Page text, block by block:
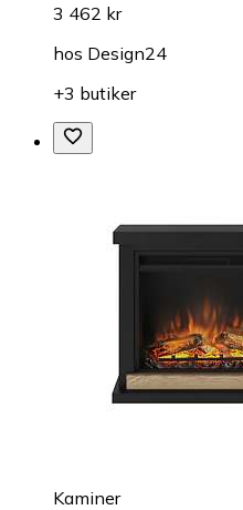
3 462 kr
hos Design24
+3 butiker
Kaminer